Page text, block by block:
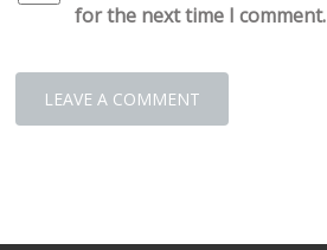
for the next time I comment.